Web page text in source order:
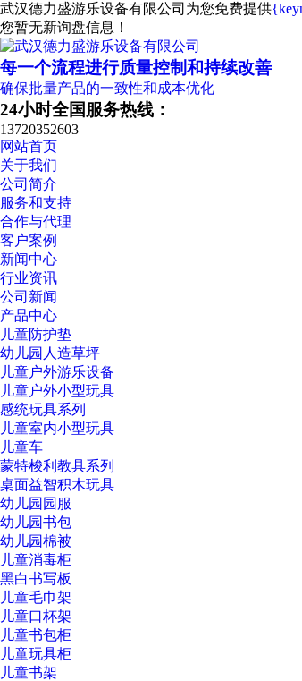
武汉德力盛游乐设备有限公司为您免费提供
您暂无新询盘信息！
每一个流程进行质量控制和持续改善
确保批量产品的一致性和成本优化
24小时全国服务热线：
13720352603
网站首页
关于我们
公司简介
服务和支持
合作与代理
客户案例
新闻中心
行业资讯
公司新闻
产品中心
儿童防护垫
幼儿园人造草坪
儿童户外游乐设备
儿童户外小型玩具
感统玩具系列
儿童室内小型玩具
儿童车
蒙特梭利教具系列
桌面益智积木玩具
幼儿园园服
幼儿园书包
幼儿园棉被
儿童消毒柜
黑白书写板
儿童毛巾架
儿童口杯架
儿童书包柜
儿童玩具柜
儿童书架